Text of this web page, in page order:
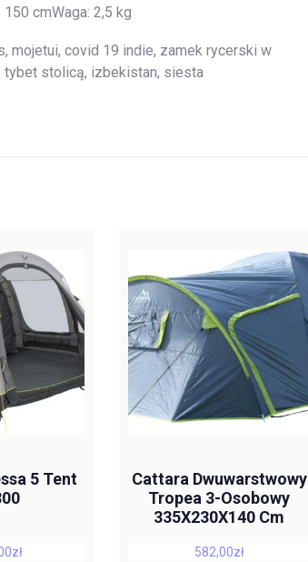
cmWaga: 2,5 kg
mojetui, covid 19 indie, zamek rycerski w
tybet stolicą, izbekistan, siesta
5 Tent
zł
Cattara Dwuwarstwowy
Tropea 3-Osobowy
335X230X140 Cm
582,00zł